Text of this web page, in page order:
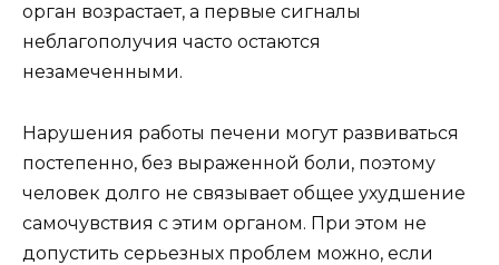
орган возрастает, а первые сигналы
неблагополучия часто остаются
незамеченными.
Нарушения работы печени могут развиваться
постепенно, без выраженной боли, поэтому
человек долго не связывает общее ухудшение
самочувствия с этим органом. При этом не
допустить серьезных проблем можно, если